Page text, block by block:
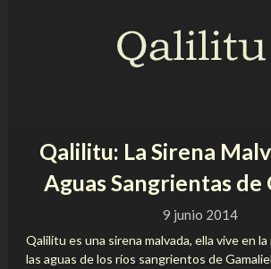
Qalilitu: La Sirena
Aguas Sangrientas de
9 junio 2014
Qalilitu es una sirena malvada, ella vive en
las aguas de los ríos sangrientos de